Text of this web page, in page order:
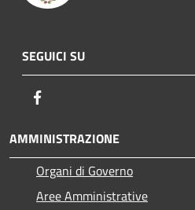
SEGUICI SU
AMMINISTRAZIONE
Organi di Governo
Aree Amministrative